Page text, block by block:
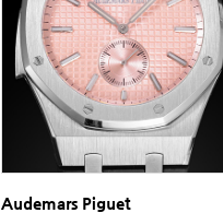
Audemars Piguet